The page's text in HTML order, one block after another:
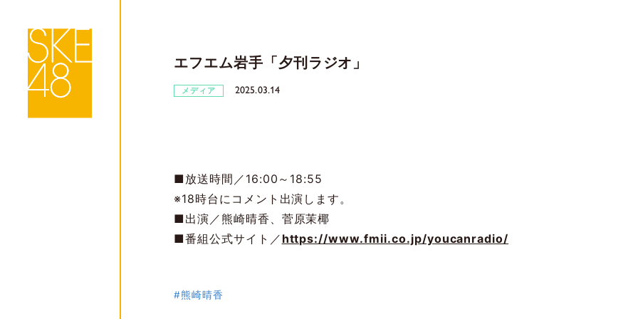
エフエム岩手「夕刊ラジオ」
メディア 2025.03.14
■放送時間／16:00～18:55
※18時台にコメント出演します。
■出演／熊崎晴香、菅原茉椰
■番組公式サイト／ https://www.fmii.co.jp/youcanradio/
#熊崎晴香